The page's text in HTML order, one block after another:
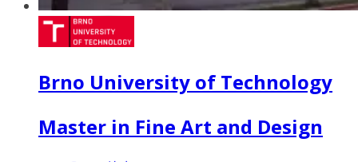
Brno University of Technology
Master in Fine Art and Design